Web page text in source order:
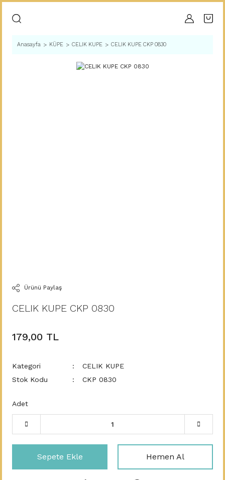
Anasayfa KÜPE CELIK KUPE CELIK KUPE CKP 0830
Ürünü Paylaş
CELIK KUPE CKP 0830
179,00 TL
Kategori
CELIK KUPE
Stok Kodu
CKP 0830
Adet
Sepete Ekle Hemen Al